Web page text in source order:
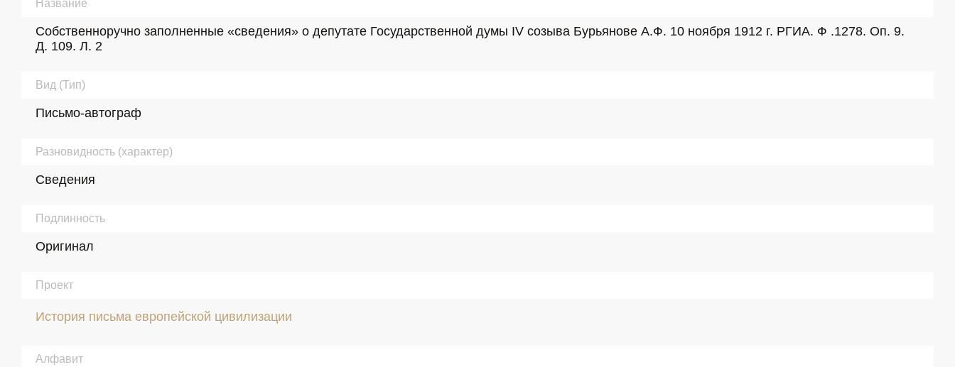
Название
Собственноручно заполненные «сведения» о депутате Государственной думы IV созыва Бурьянове А.Ф. 10 ноября 1912 г. РГИА. Ф .1278. Оп. 9.
Д. 109. Л. 2
Вид (Тип)
Письмо-автограф
Разновидность (характер)
Сведения
Подлинность
Оригинал
Проект
История письма европейской цивилизации
Алфавит